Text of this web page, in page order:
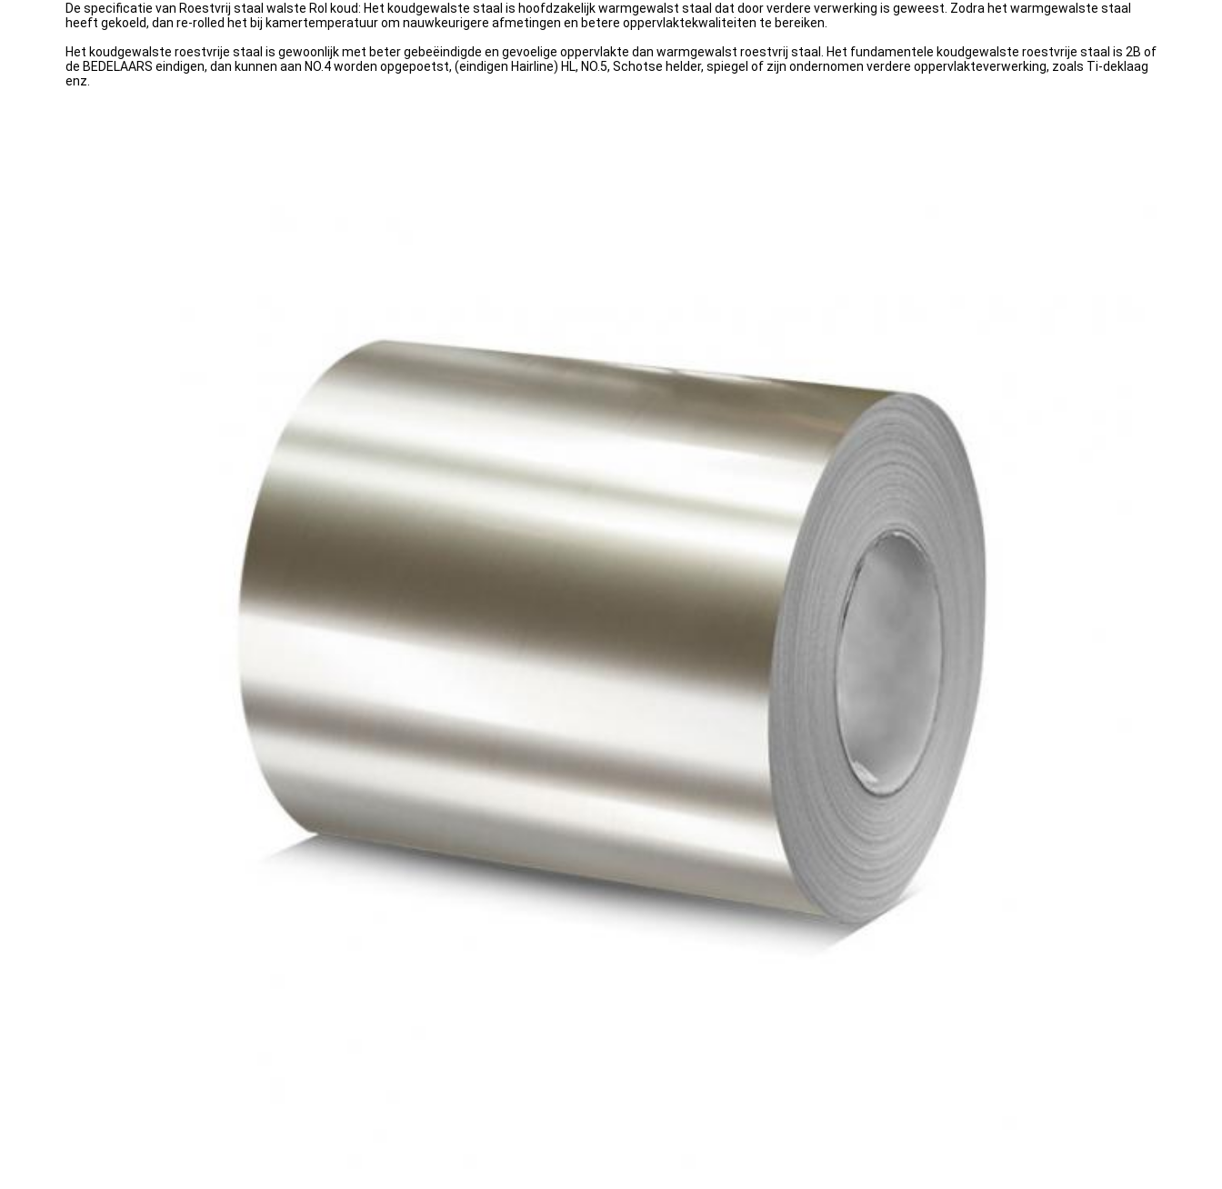
De specificatie van Roestvrij staal walste Rol koud: Het koudgewalste staal is hoofdzakelijk warmgewalst staal dat door verdere verwerking is geweest. Zodra het warmgewalste staal
heeft gekoeld, dan re-rolled het bij kamertemperatuur om nauwkeurigere afmetingen en betere oppervlaktekwaliteiten te bereiken.
Het koudgewalste roestvrije staal is gewoonlijk met beter gebeëindigde en gevoelige oppervlakte dan warmgewalst roestvrij staal. Het fundamentele koudgewalste roestvrije staal is 2B of
de BEDELAARS eindigen, dan kunnen aan NO.4 worden opgepoetst, (eindigen Hairline) HL, NO.5, Schotse helder, spiegel of zijn ondernomen verdere oppervlakteverwerking, zoals Ti-deklaag
enz.